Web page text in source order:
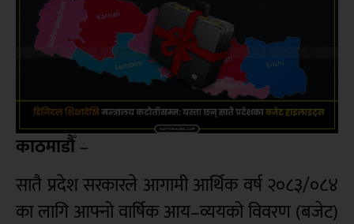
काठमाडौँ–
सातै प्रदेश सरकारले आगामी आर्थिक वर्ष २०८३/०८४
का लागि आफ्नो वार्षिक आय–व्ययको विवरण (बजेट)